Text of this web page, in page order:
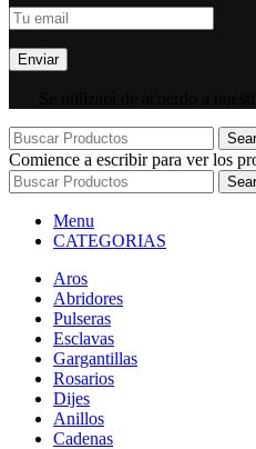
Comience a escribir para ver los
Menu
CATEGORIAS
Aros
Abridores
Pulseras
Esclavas
Gargantillas
Rosarios
Dijes
Anillos
Cadenas